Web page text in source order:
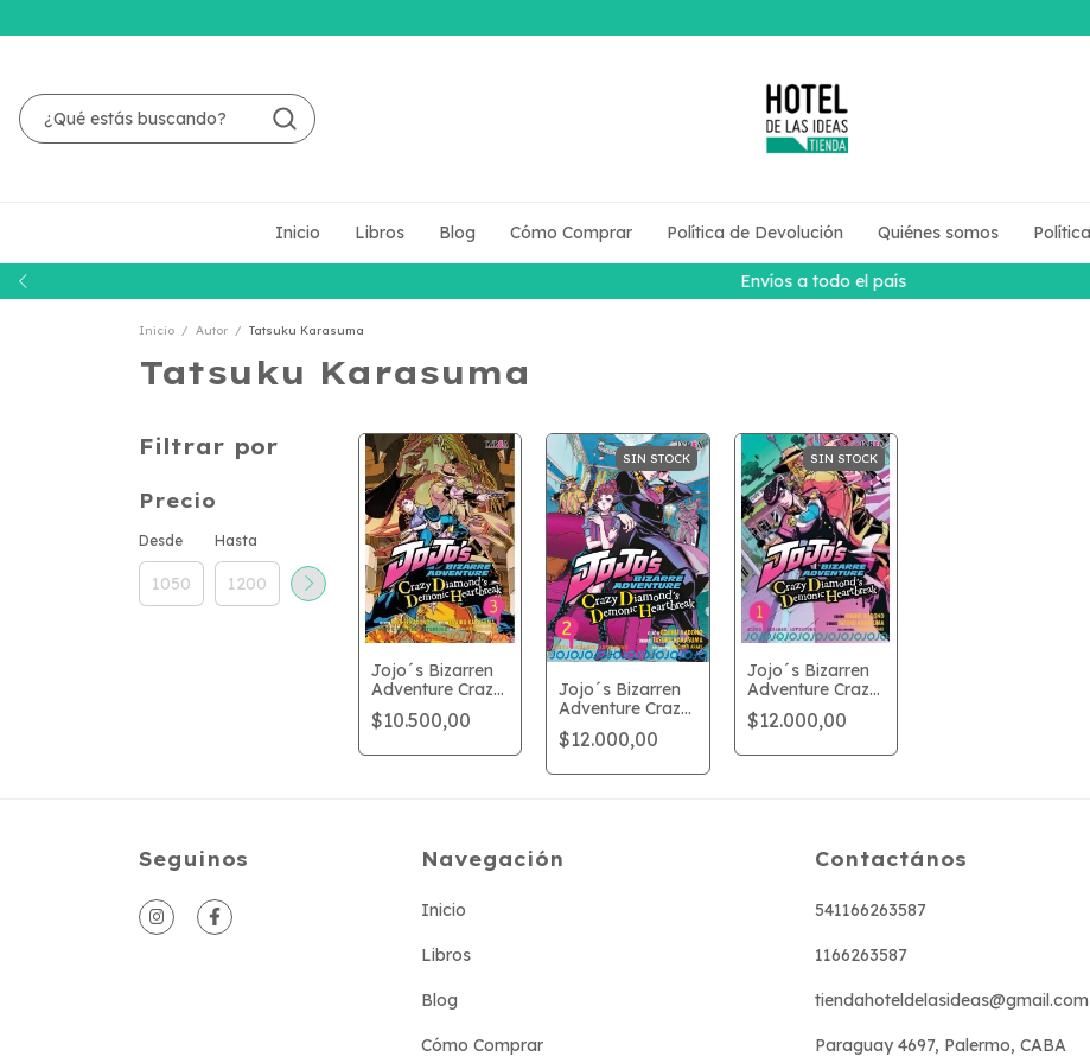
Envíos a todo el país
Inicio Libros Blog Cómo Comprar Política de Devolución Quiénes somos
Inicio / Autor / Tatsuku Karasuma
Tatsuku Karasuma
Filtrar por
Precio
Desde Hasta
Jojo´s Bizarren
Adventure Crazy
Diamond´s
Demonic
$10.500,00
SIN STOCK
Jojo´s Bizarren
Adventure Crazy
Diamond´s
Demonic
$12.000,00
SIN STOCK
Jojo´s Bizarren
Adventure Crazy
Diamond´s
Demonic
$12.000,00
Seguinos Navegación
Inicio
Libros
Blog
Cómo Comprar
Contactános
541166263587
1166263587
tiendahoteldelasideas@gmail.com
Paraguay 4697, Palermo, CABA